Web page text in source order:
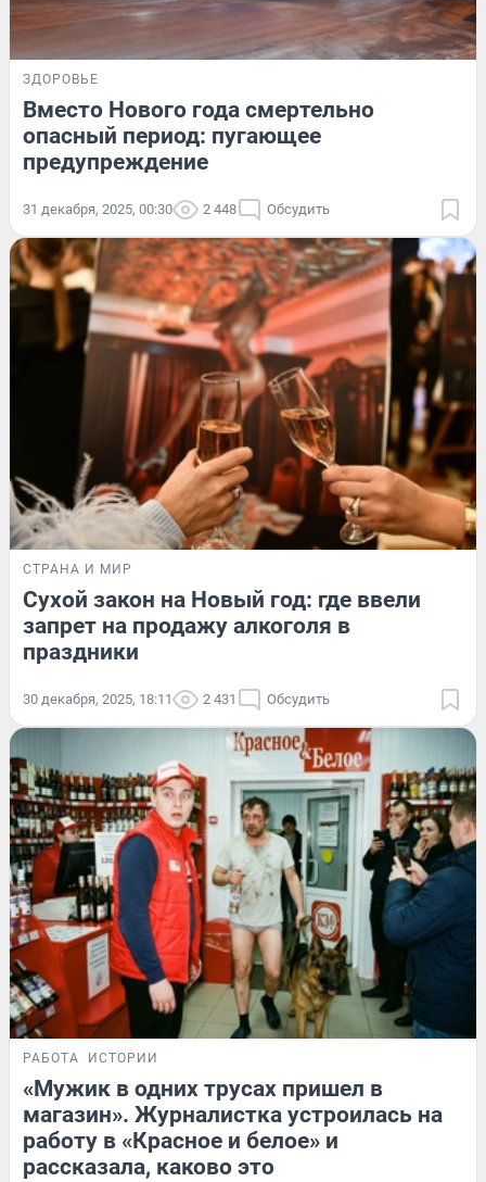
ЗДОРОВЬЕ
Вместо Нового года смертельно
опасный период: пугающее
предупреждение
31 декабря, 2025, 00:30 2 448 Обсудить
СТРАНА И МИР
Сухой закон на Новый год: где ввели
запрет на продажу алкоголя в
праздники
30 декабря, 2025, 18:11 2 431 Обсудить
РАБОТА ИСТОРИИ
«Мужик в одних трусах пришел в
магазин». Журналистка устроилась на
работу в «Красное и белое» и
рассказала, каково это